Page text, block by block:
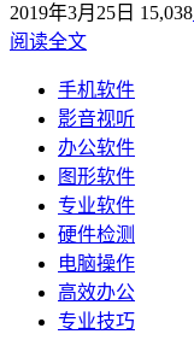
2019年3月25日 15,038
阅读全文
手机软件
影音视听
办公软件
图形软件
专业软件
硬件检测
电脑操作
高效办公
专业技巧